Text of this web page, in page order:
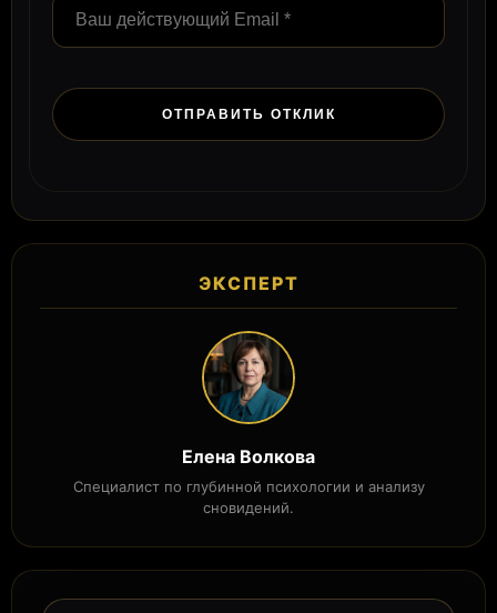
ЭКСПЕРТ
Елена Волкова
Специалист по глубинной психологии и анализу
сновидений.